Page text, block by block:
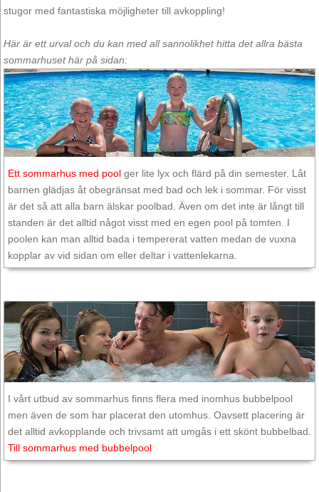
stugor med fantastiska möjligheter till avkoppling!
Här är ett urval och du kan med all sannolikhet hitta det allra bästa
sommarhuset här på sidan:
Ett sommarhus med pool ger lite lyx och flärd på din semester. Låt
barnen glädjas åt obegränsat med bad och lek i sommar. För visst
är det så att alla barn älskar poolbad. Även om det inte är långt till
standen är det alltid något visst med en egen pool på tomten. I
poolen kan man alltid bada i tempererat vatten medan de vuxna
kopplar av vid sidan om eller deltar i vattenlekarna.
I vårt utbud av sommarhus finns flera med inomhus bubbelpool
men även de som har placerat den utomhus. Oavsett placering är
det alltid avkopplande och trivsamt att umgås i ett skönt bubbelbad.
Till sommarhus med bubbelpool